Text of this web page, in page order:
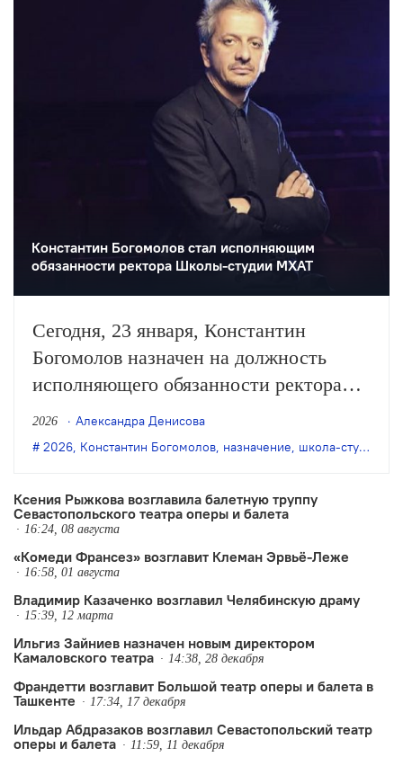
Константин Богомолов стал исполняющим
обязанности ректора Школы-студии МХАТ
Сегодня, 23 января, Константин
Богомолов назначен на должность
исполняющего обязанности ректора
Школы-студии МХАТ. Об этом
сообщила министр культуры РФ Ольга
2026
Александра Денисова
2026, Константин Богомолов, назначение, школа-студия МХАТ
Ксения Рыжкова возглавила балетную труппу
Севастопольского театра оперы и балета
16:24, 08 августа
«Комеди Франсез» возглавит Клеман Эрвьё-Леже
16:58, 01 августа
Владимир Казаченко возглавил Челябинскую драму
15:39, 12 марта
Ильгиз Зайниев назначен новым директором
Камаловского театра
14:38, 28 декабря
Франдетти возглавит Большой театр оперы и балета в
Ташкенте
17:34, 17 декабря
Ильдар Абдразаков возглавил Севастопольский театр
оперы и балета
11:59, 11 декабря